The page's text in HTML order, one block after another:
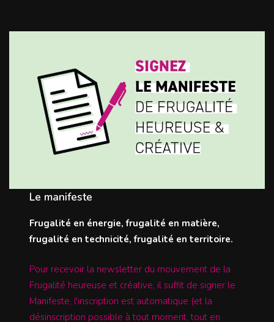
Le manifeste
Frugalité en énergie, frugalité en matière,
frugalité en technicité, frugalité en territoire.
Pour recevoir la newsletter du mouvement de la
Frugalité heureuse et créative, il suffit de signer le
Manifeste, l'inscription est automatique (et la
désinscription possible à tout moment, tout en